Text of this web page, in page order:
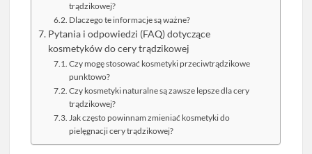
trądzikowej?
Dlaczego te informacje są ważne?
Pytania i odpowiedzi (FAQ) dotyczące
kosmetyków do cery trądzikowej
Czy mogę stosować kosmetyki przeciwtrądzikowe
punktowo?
Czy kosmetyki naturalne są zawsze lepsze dla cery
trądzikowej?
Jak często powinnam zmieniać kosmetyki do
pielęgnacji cery trądzikowej?